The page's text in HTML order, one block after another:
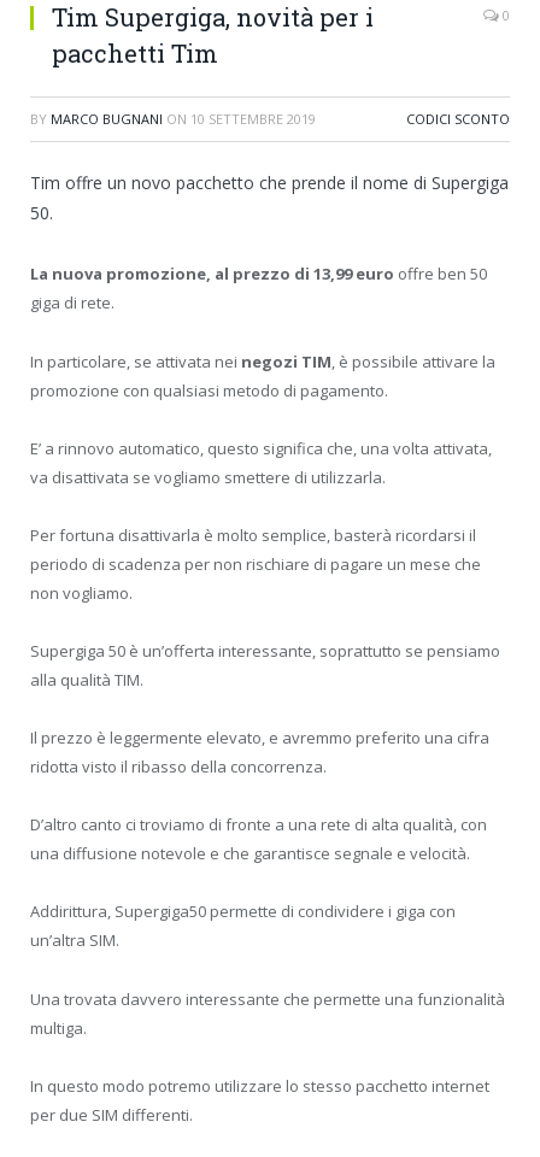
Tim Supergiga, novità per i
pacchetti Tim
0
BY MARCO BUGNANI ON 10 SETTEMBRE 2019 CODICI SCONTO
Tim offre un novo pacchetto che prende il nome di Supergiga
50.
La nuova promozione, al prezzo di 13,99 euro offre ben 50
giga di rete.
In particolare, se attivata nei negozi TIM, è possibile attivare la
promozione con qualsiasi metodo di pagamento.
E’ a rinnovo automatico, questo significa che, una volta attivata,
va disattivata se vogliamo smettere di utilizzarla.
Per fortuna disattivarla è molto semplice, basterà ricordarsi il
periodo di scadenza per non rischiare di pagare un mese che
non vogliamo.
Supergiga 50 è un’offerta interessante, soprattutto se pensiamo
alla qualità TIM.
Il prezzo è leggermente elevato, e avremmo preferito una cifra
ridotta visto il ribasso della concorrenza.
D’altro canto ci troviamo di fronte a una rete di alta qualità, con
una diffusione notevole e che garantisce segnale e velocità.
Addirittura, Supergiga50 permette di condividere i giga con
un’altra SIM.
Una trovata davvero interessante che permette una funzionalità
multiga.
In questo modo potremo utilizzare lo stesso pacchetto internet
per due SIM differenti.